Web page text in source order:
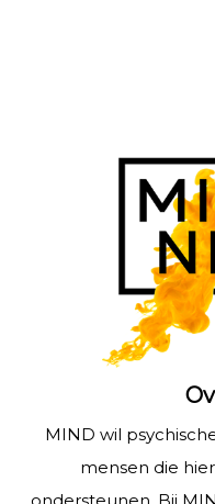
MIND wil
mensen die